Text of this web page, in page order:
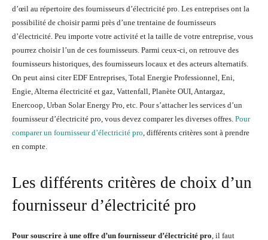
d’œil au répertoire des fournisseurs d’électricité pro. Les entreprises ont la
possibilité de choisir parmi près d’une trentaine de fournisseurs
d’électricité. Peu importe votre activité et la taille de votre entreprise, vous
pourrez choisir l’un de ces fournisseurs. Parmi ceux-ci, on retrouve des
fournisseurs historiques, des fournisseurs locaux et des acteurs alternatifs.
On peut ainsi citer EDF Entreprises, Total Energie Professionnel, Eni,
Engie, Alterna électricité et gaz, Vattenfall, Planète OUI, Antargaz,
Enercoop, Urban Solar Energy Pro, etc. Pour s’attacher les services d’un
fournisseur d’électricité pro, vous devez comparer les diverses offres. Pour
comparer un fournisseur d’électricité pro , différents critères sont à prendre
en compte.
Les différents critères de choix d’un
fournisseur d’électricité pro
Pour souscrire à une offre d’un fournisseur d’électricité pro , il faut